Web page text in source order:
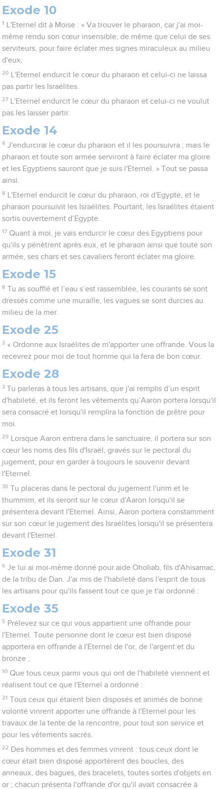
Exode 10
1
L'Eternel dit à Moïse : « Va trouver le pharaon, car j'ai moi-
même rendu son cœur insensible, de même que celui de ses
serviteurs, pour faire éclater mes signes miraculeux au milieu
d'eux.
20
L'Eternel endurcit le cœur du pharaon et celui-ci ne laissa
pas partir les Israélites.
27
L'Eternel endurcit le cœur du pharaon et celui-ci ne voulut
pas les laisser partir.
Exode 14
4 J'endurcirai le cœur du pharaon et il les poursuivra ; mais le
pharaon et toute son armée serviront à faire éclater ma gloire
et les Egyptiens sauront que je suis l'Eternel. » Tout se passa
ainsi.
8
L'Eternel endurcit le cœur du pharaon, roi d'Egypte, et le
pharaon poursuivit les Israélites. Pourtant, les Israélites étaient
sortis ouvertement d’Egypte.
17 Quant à moi, je vais endurcir le cœur des Egyptiens pour
qu'ils y pénètrent après eux, et le pharaon ainsi que toute son
armée, ses chars et ses cavaliers feront éclater ma gloire.
Exode 15
8 Tu as soufflé et l’eau s’est rassemblée, les courants se sont
dressés comme une muraille, les vagues se sont durcies au
milieu de la mer.
Exode 25
2 « Ordonne aux Israélites de m'apporter une offrande. Vous la
recevrez pour moi de tout homme qui la fera de bon cœur.
Exode 28
3 Tu parleras à tous les artisans, que j'ai remplis d’un esprit
d'habileté, et ils feront les vêtements qu’Aaron portera lorsqu'il
sera consacré et lorsqu'il remplira la fonction de prêtre pour
moi.
29
Lorsque Aaron entrera dans le sanctuaire, il portera sur son
cœur les noms des fils d'Israël, gravés sur le pectoral du
jugement, pour en garder à toujours le souvenir devant
l'Eternel.
30 Tu placeras dans le pectoral du jugement l'urim et le
thummim, et ils seront sur le cœur d'Aaron lorsqu'il se
présentera devant l'Eternel. Ainsi, Aaron portera constamment
sur son cœur le jugement des Israélites lorsqu'il se présentera
devant l'Eternel.
Exode 31
6 Je lui ai moi-même donné pour aide Oholiab, fils d'Ahisamac,
de la tribu de Dan. J'ai mis de l'habileté dans l'esprit de tous
les artisans pour qu'ils fassent tout ce que je t'ai ordonné :
Exode 35
5 Prélevez sur ce qui vous appartient une offrande pour
l'Eternel. Toute personne dont le cœur est bien disposé
apportera en offrande à l'Eternel de l'or, de l'argent et du
bronze ;
10 Que tous ceux parmi vous qui ont de l'habileté viennent et
réalisent tout ce que l'Eternel a ordonné :
21 Tous ceux qui étaient bien disposés et animés de bonne
volonté vinrent apporter une offrande à l'Eternel pour les
travaux de la tente de la rencontre, pour tout son service et
pour les vêtements sacrés.
22 Des hommes et des femmes vinrent : tous ceux dont le
cœur était bien disposé apportèrent des boucles, des
anneaux, des bagues, des bracelets, toutes sortes d'objets en
or ; chacun présenta l'offrande d'or qu'il avait consacrée à